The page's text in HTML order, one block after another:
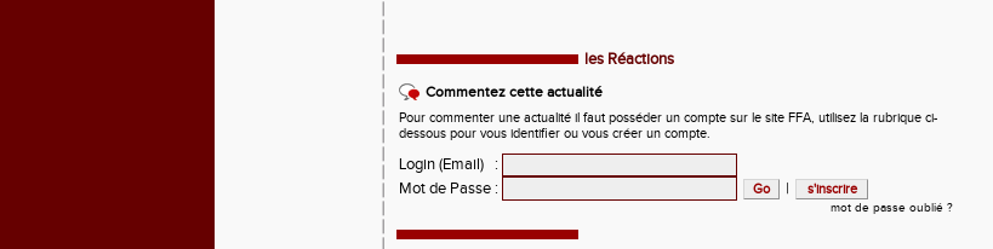
les Réactions
Commentez cette actualité
Pour commenter une actualité il faut posséder un compte sur le site FFA, utilisez la rubrique ci-
dessous pour vous identifier ou vous créer un compte.
Login (Email)
:
Mot de Passe : |
mot de passe oublié ?